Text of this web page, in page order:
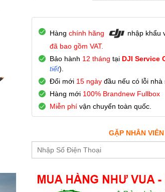
Hàng chính hãng nhập khẩu
đã bao gồm VAT.
Bảo hành 12 tháng tạiDJI Service
tiết).
Đổi mới 15 ngàyđầu nếu có lỗi nhà
Hàng mới 100% Brandnew Fullbox
Miễn phívận chuyển toàn quốc.
GẶP NHÂN